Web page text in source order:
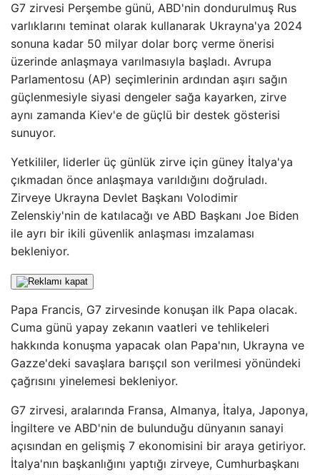
G7 zirvesi Perşembe günü, ABD'nin dondurulmuş Rus
varlıklarını teminat olarak kullanarak Ukrayna'ya 2024
sonuna kadar 50 milyar dolar borç verme önerisi
üzerinde anlaşmaya varılmasıyla başladı. Avrupa
Parlamentosu (AP) seçimlerinin ardından aşırı sağın
güçlenmesiyle siyasi dengeler sağa kayarken, zirve
aynı zamanda Kiev'e de güçlü bir destek gösterisi
sunuyor.
Yetkililer, liderler üç günlük zirve için güney İtalya'ya
çıkmadan önce anlaşmaya varıldığını doğruladı.
Zirveye Ukrayna Devlet Başkanı Volodimir
Zelenskiy'nin de katılacağı ve ABD Başkanı Joe Biden
ile ayrı bir ikili güvenlik anlaşması imzalaması
bekleniyor.
Papa Francis, G7 zirvesinde konuşan ilk Papa olacak.
Cuma günü yapay zekanın vaatleri ve tehlikeleri
hakkında konuşma yapacak olan Papa'nın, Ukrayna ve
Gazze'deki savaşlara barışçıl son verilmesi yönündeki
çağrısını yinelemesi bekleniyor.
G7 zirvesi, aralarında Fransa, Almanya, İtalya, Japonya,
İngiltere ve ABD'nin de bulunduğu dünyanın sanayi
açısından en gelişmiş 7 ekonomisini bir araya getiriyor.
İtalya'nın başkanlığını yaptığı zirveye, Cumhurbaşkanı